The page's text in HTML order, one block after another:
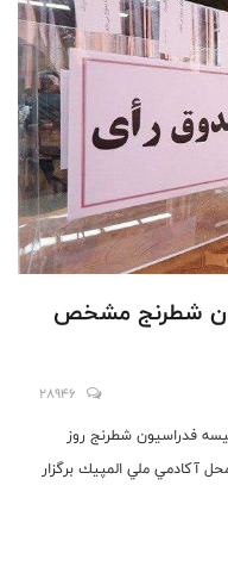
شطرنج مشخص
28946
فدراسيون شطرنج روز
٥/٢٤ ساعت ١٠ صبح در محل آكادمي ملي المپيك برگزار